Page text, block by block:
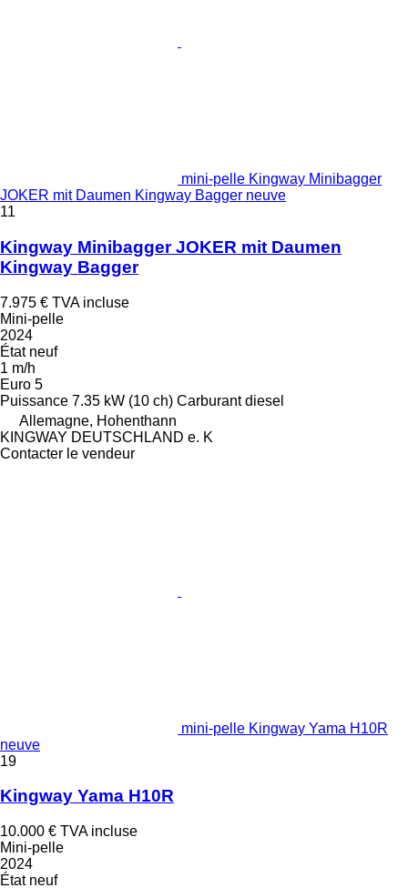
mini-pelle Kingway Minibagger
JOKER mit Daumen Kingway Bagger neuve
11
Kingway Minibagger JOKER mit Daumen
Kingway Bagger
7.975 € TVA incluse
Mini-pelle
2024
Étatneuf
1 m/h
Euro 5
Puissance 7.35 kW (10 ch) Carburant diesel
Allemagne, Hohenthann
KINGWAY DEUTSCHLAND e. K
Contacter le vendeur
mini-pelle Kingway Yama H10R
neuve
19
Kingway Yama H10R
10.000 € TVA incluse
Mini-pelle
2024
Étatneuf